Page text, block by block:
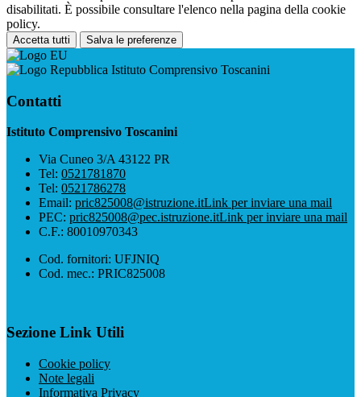
disabilitati. È possibile consultare l'elenco nella pagina della cookie
policy.
Accetta tutti Salva le preferenze
Istituto Comprensivo Toscanini
Contatti
Istituto Comprensivo Toscanini
Via Cuneo 3/A 43122 PR
Tel: 0521781870
Tel: 0521786278
Email: pric825008@istruzione.itLink per inviare una mail
PEC: pric825008@pec.istruzione.itLink per inviare una mail
C.F.: 80010970343
Cod. fornitori: UFJNIQ
Cod. mec.: PRIC825008
Sezione Link Utili
Cookie policy
Note legali
Informativa Privacy